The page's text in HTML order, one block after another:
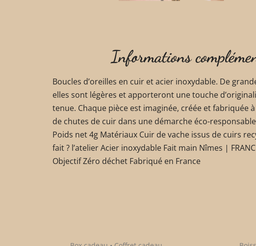
Informations
Boucles d’oreilles en cuir et acier inoxydable. De
elles sont légères et apporteront une touche
tenue. Chaque pièce est imaginée, créée et fabriquée
de chutes de cuir dans une démarche éco-
Poids net 4g Matériaux Cuir de vache issus de cuirs
fait ? l’atelier Acier inoxydable Fait main Nîmes |
Objectif Zéro déchet Fabriqué en France